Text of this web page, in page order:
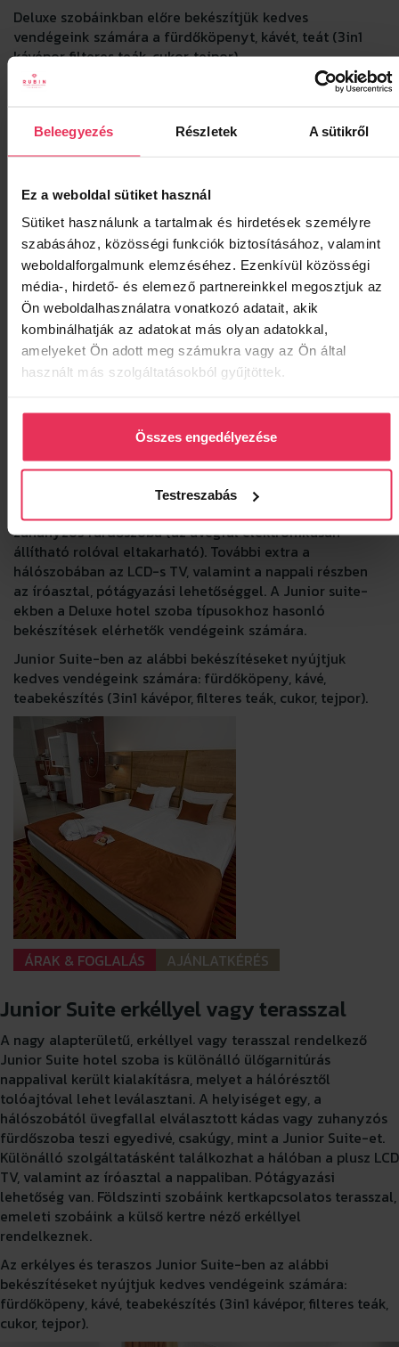
Beleegyezés Részletek A sütikről
Ez a weboldal sütiket használ
Sütiket használunk a tartalmak és hirdetések személyre
szabásához, közösségi funkciók biztosításához, valamint
weboldalforgalmunk elemzéséhez. Ezenkívül közösségi
média-, hirdető- és elemező partnereinkkel megosztjuk az
Ön weboldalhasználatra vonatkozó adatait, akik
kombinálhatják az adatokat más olyan adatokkal,
amelyeket Ön adott meg számukra vagy az Ön által
használt más szolgáltatásokból gyűjtöttek.
Összes engedélyezése
Testreszabás
Deluxe szobáinkban előre bekészítjük kedves
vendégeink számára a fürdőköpenyt, kávét, teát (3in1
kávépor, filteres teák, cukor, tejpor).
ÁRAK & FOGLALÁS AJÁNLATKÉRÉS
A standard szobáknál szintén nagyobb méretű Junior
megoldással rendelkezik, melyet a hálórésztől
tolóajtóval lehet leválasztani. A szobák különlegessége
zuhanyzós fürdőszoba (az üvegfal elektronikusan
állítható rolóval eltakarható). További extra a
hálószobában az LCD-s TV, valamint a nappali részben
az íróasztal, pótágyazási lehetőséggel. A Junior suite-
ekben a Deluxe hotel szoba típusokhoz hasonló
bekészítések elérhetők vendégeink számára.
Junior Suite-ben az alábbi bekészítéseket nyújtjuk
kedves vendégeink számára: fürdőköpeny, kávé,
teabekészítés (3in1 kávépor, filteres teák, cukor, tejpor).
ÁRAK & FOGLALÁS AJÁNLATKÉRÉS
Junior Suite erkéllyel vagy terasszal
A nagy alapterületű, erkéllyel vagy terasszal rendelkező
Junior Suite hotel szoba is különálló ülőgarnitúrás
nappalival került kialakításra, melyet a hálórésztől
tolóajtóval lehet leválasztani. A helyiséget egy, a
hálószobától üvegfallal elválasztott kádas vagy zuhanyzós
fürdőszoba teszi egyedivé, csakúgy, mint a Junior Suite-et.
Különálló szolgáltatásként találkozhat a hálóban a plusz LCD
TV, valamint az íróasztal a nappaliban. Pótágyazási
lehetőség van. Földszinti szobáink kertkapcsolatos terasszal,
emeleti szobáink a külső kertre néző erkéllyel
rendelkeznek.
Az erkélyes és teraszos Junior Suite-ben az alábbi
bekészítéseket nyújtjuk kedves vendégeink számára:
fürdőköpeny, kávé, teabekészítés (3in1 kávépor, filteres teák,
cukor, tejpor).